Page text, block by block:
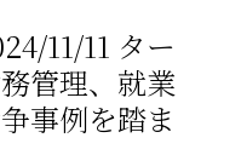
11/11 ター
管理、就業
事例を踏ま